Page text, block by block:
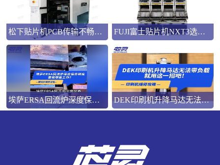
松下贴片机PCB传输不畅的原因与处理方法 FUJI富士贴片机NXT3选M3 III还是M6三代机？看完这篇告别纠结！
埃萨ERSA回流炉深度保养，到底要做哪些工作？ DEK印刷机升降马达无法带负载就用这一招吧！